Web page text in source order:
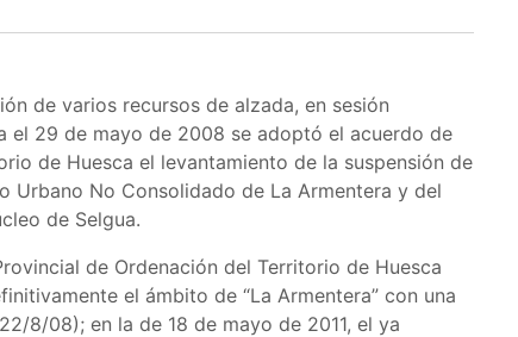
de varios recursos de alzada, en sesión
el 29 de mayo de 2008 se adoptó el acuerdo de
de Huesca el levantamiento de la suspensión de
Urbano No Consolidado de La Armentera y del
de Selgua.
de Ordenación del Territorio de Huesca
el ámbito de “La Armentera” con una
8/08); en la de 18 de mayo de 2011, el ya